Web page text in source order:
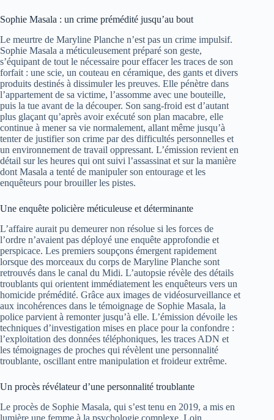
Sophie Masala : un crime prémédité jusqu’au bout
Le meurtre de Maryline Planche n’est pas un crime impulsif.
Sophie Masala a méticuleusement préparé son geste,
s’équipant de tout le nécessaire pour effacer les traces de son
forfait : une scie, un couteau en céramique, des gants et divers
produits destinés à dissimuler les preuves. Elle pénètre dans
l’appartement de sa victime, l’assomme avec une bouteille,
puis la tue avant de la découper. Son sang-froid est d’autant
plus glaçant qu’après avoir exécuté son plan macabre, elle
continue à mener sa vie normalement, allant même jusqu’à
tenter de justifier son crime par des difficultés personnelles et
un environnement de travail oppressant. L’émission revient en
détail sur les heures qui ont suivi l’assassinat et sur la manière
dont Masala a tenté de manipuler son entourage et les
enquêteurs pour brouiller les pistes.
Une enquête policière méticuleuse et déterminante
L’affaire aurait pu demeurer non résolue si les forces de
l’ordre n’avaient pas déployé une enquête approfondie et
perspicace. Les premiers soupçons émergent rapidement
lorsque des morceaux du corps de Maryline Planche sont
retrouvés dans le canal du Midi. L’autopsie révèle des détails
troublants qui orientent immédiatement les enquêteurs vers un
homicide prémédité. Grâce aux images de vidéosurveillance et
aux incohérences dans le témoignage de Sophie Masala, la
police parvient à remonter jusqu’à elle. L’émission dévoile les
techniques d’investigation mises en place pour la confondre :
l’exploitation des données téléphoniques, les traces ADN et
les témoignages de proches qui révèlent une personnalité
troublante, oscillant entre manipulation et froideur extrême.
Un procès révélateur d’une personnalité troublante
Le procès de Sophie Masala, qui s’est tenu en 2019, a mis en
lumière une femme à la psychologie complexe. Loin